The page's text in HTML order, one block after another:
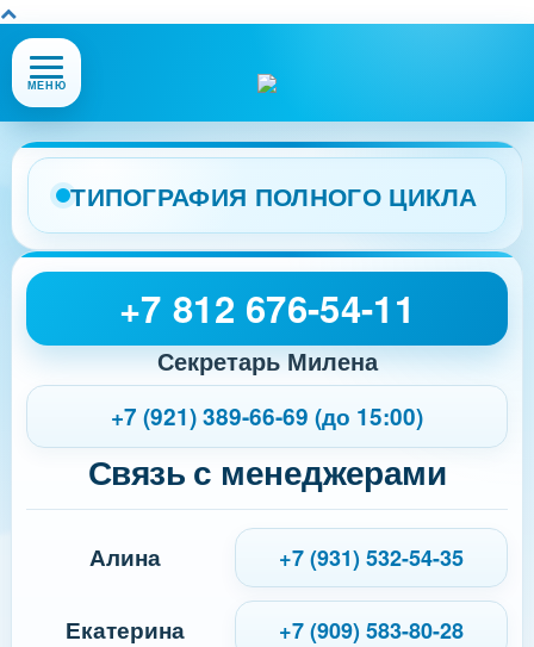
Открыть
или
меню
сайта
МЕНЮ
ТИПОГРАФИЯ ПОЛНОГО ЦИКЛА
+7 812 676-54-11
Секретарь Милена
+7 (921) 389-66-69 (до 15:00)
Связь с менеджерами
Алина +7 (931) 532-54-35
Екатерина +7 (909) 583-80-28